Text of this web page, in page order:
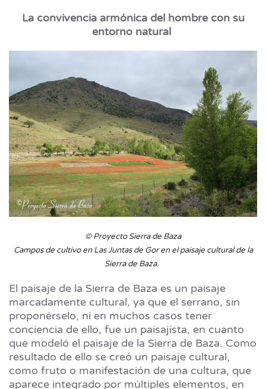
La convivencia armónica del hombre con su
entorno natural
© Proyecto Sierra de Baza
Campos de cultivo en Las Juntas de Gor en el paisaje cultural de la
Sierra de Baza.
El paisaje de la Sierra de Baza es un paisaje
marcadamente cultural, ya que el serrano, sin
proponérselo, ni en muchos casos tener
conciencia de ello, fue un paisajista, en cuanto
que modeló el paisaje de la Sierra de Baza. Como
resultado de ello se creó un paisaje cultural,
como fruto o manifestación de una cultura, que
aparece integrado por múltiples elementos, en